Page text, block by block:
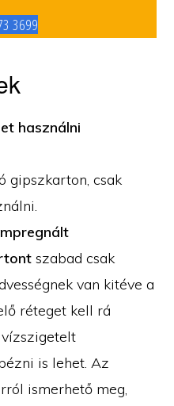
3699
használni
gipszkarton, csak
szabad csak
van kitéve a
réteget kell rá
is lehet. Az
ismerhető meg,